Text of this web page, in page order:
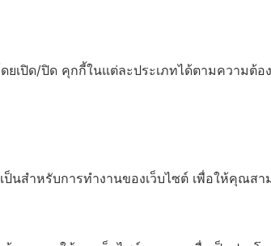
เปิด/ปิด คุกกี้ในแต่ละประเภทได้ตามความต้อ
นสำหรับการทำงานของเว็บไซต์ เพื่อให้คุณส